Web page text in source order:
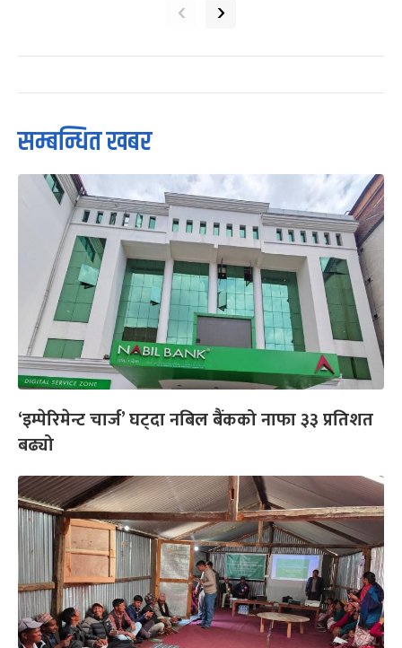
‹ ›
सम्बन्धित खबर
‘इम्पेरिमेन्ट चार्ज’ घट्दा नबिल बैंकको नाफा ३३ प्रतिशत
बढ्यो